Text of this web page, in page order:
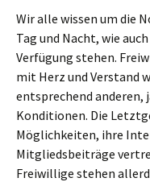
Wir alle wissen um die
Tag und Nacht, wie
Verfügung stehen.
mit Herz und Verstand
entsprechend anderen,
Konditionen. Die
Möglichkeiten, ihre
Mitgliedsbeiträge
Freiwillige stehen